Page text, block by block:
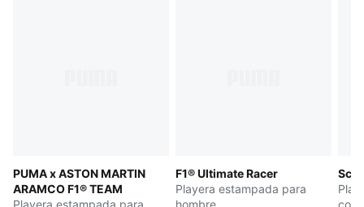
PUMA x ASTON MARTIN
ARAMCO F1® TEAM
Playera estampada para
F1® Ultimate Racer
Playera estampada para
hombre